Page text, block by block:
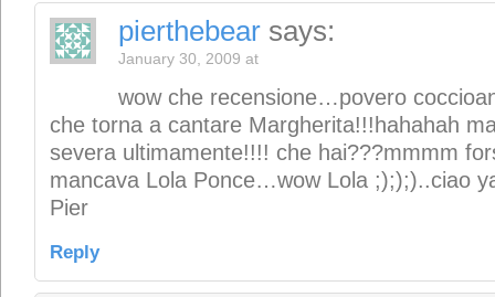
pierthebear says:
January 30, 2009 at
wow che recensione…povero
che torna a cantare Margherita!!!hahahah
severa ultimamente!!!! che hai???mmmm
mancava Lola Ponce…wow Lola ;););)..ciao
Pier
Reply